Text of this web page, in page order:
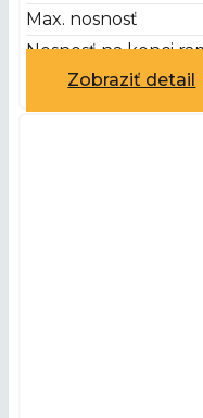
Max. nosnosť
Nosnosť na konci
Zobraziť detail